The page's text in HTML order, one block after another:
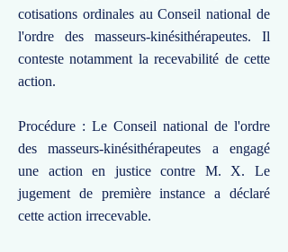
cotisations ordinales au Conseil national de
l'ordre des masseurs-kinésithérapeutes. Il
conteste notamment la recevabilité de cette
action.
Procédure : Le Conseil national de l'ordre
des masseurs-kinésithérapeutes a engagé
une action en justice contre M. X. Le
jugement de première instance a déclaré
cette action irrecevable.